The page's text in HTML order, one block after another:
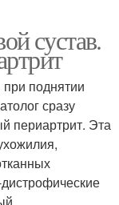
сустав.
поднятии
сразу
периартрит. Эта